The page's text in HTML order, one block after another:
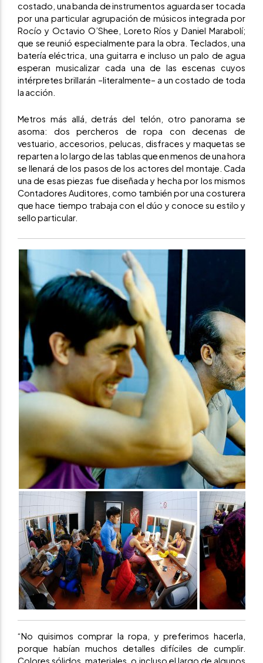
costado, una banda de instrumentos aguarda ser tocada
por una particular agrupación de músicos integrada por
Rocío y Octavio O’Shee, Loreto Ríos y Daniel Marabolí;
que se reunió especialmente para la obra. Teclados, una
batería eléctrica, una guitarra e incluso un palo de agua
esperan musicalizar cada una de las escenas cuyos
intérpretes brillarán –literalmente– a un costado de toda
la acción.
Metros más allá, detrás del telón, otro panorama se
asoma: dos percheros de ropa con decenas de
vestuario, accesorios, pelucas, disfraces y maquetas se
reparten a lo largo de las tablas que en menos de una hora
se llenará de los pasos de los actores del montaje. Cada
una de esas piezas fue diseñada y hecha por los mismos
Contadores Auditores, como también por una costurera
que hace tiempo trabaja con el dúo y conoce su estilo y
sello particular.
“No quisimos comprar la ropa, y preferimos hacerla,
porque habían muchos detalles difíciles de cumplir.
Colores sólidos, materiales, o incluso el largo de algunos